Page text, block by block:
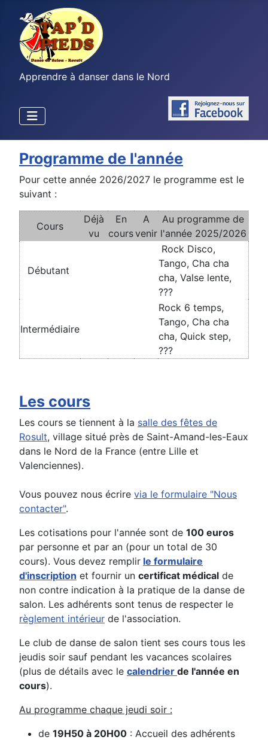
Apprendre à danser dans le Nord
Programme de l'année
Pour cette année 2026/2027 le programme est le
suivant :
Cours
Déjà
vu
En
cours
A
venir
Au programme de
l'année 2025/2026
Débutant
Rock Disco,
Tango, Cha cha
cha, Valse lente,
???
Intermédiaire
Rock 6 temps,
Tango, Cha cha
cha, Quick step,
???
Les cours
Les cours se tiennent à la salle des fêtes de
Rosult, village situé près de Saint-Amand-les-Eaux
dans le Nord de la France (entre Lille et
Valenciennes).
Vous pouvez nous écrire via le formulaire "Nous
contacter".
Les cotisations pour l'année sont de 100 euros
par personne et par an (pour un total de 30
cours). Vous devez remplir le formulaire
d'inscription et fournir un certificat médical de
non contre indication à la pratique de la danse de
salon. Les adhérents sont tenus de respecter le
règlement intérieur de l'association.
Le club de danse de salon tient ses cours tous les
jeudis soir sauf pendant les vacances scolaires
(plus de détails avec le calendrier de l'année en
cours).
Au programme chaque jeudi soir :
de 19H50 à 20H00 : Accueil des adhérents